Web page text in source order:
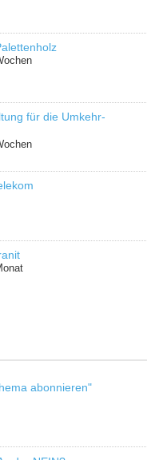
für die Umkehr-
abonnieren"